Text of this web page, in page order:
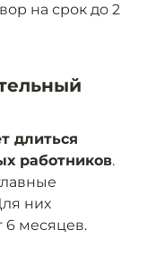
на срок до 2
длиться
работников.
них
6 месяцев.